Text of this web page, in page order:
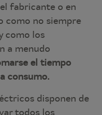
fabricante o en
como no siempre
como los
a menudo
el tiempo
consumo.
disponen de
todos los